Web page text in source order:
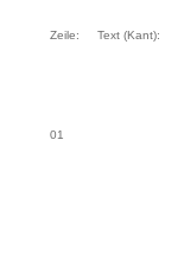
Zeile: Text (Kant):
01